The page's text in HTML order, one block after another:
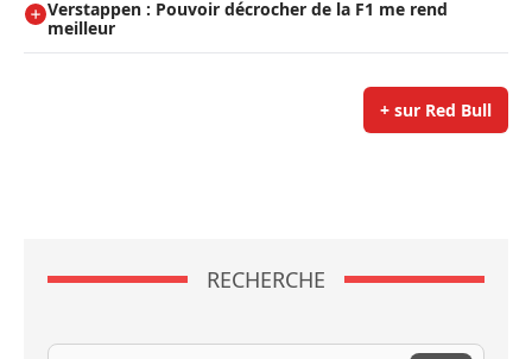
Verstappen : Pouvoir décrocher de la F1 me rend
meilleur
+ sur Red Bull
RECHERCHE
Recherche